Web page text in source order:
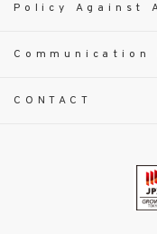
Policy Against
Communication
CONTACT